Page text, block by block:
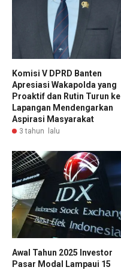
Komisi V DPRD Banten
Apresiasi Wakapolda yang
Proaktif dan Rutin Turun ke
Lapangan Mendengarkan
Aspirasi Masyarakat
3 tahun lalu
Awal Tahun 2025 Investor
Pasar Modal Lampaui 15